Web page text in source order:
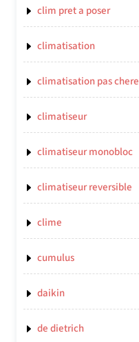
clim pret a poser
climatisation
climatisation pas chere
climatiseur
climatiseur monobloc
climatiseur reversible
clime
cumulus
daikin
de dietrich